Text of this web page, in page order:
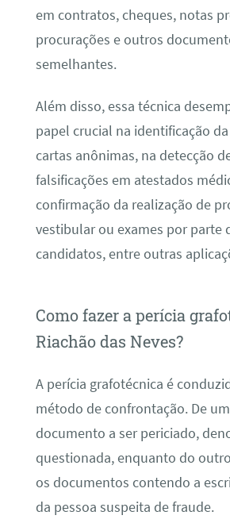
em contratos, cheques, notas
procurações e outros
semelhantes.
Além disso, essa técnica
papel crucial na identificação
cartas anônimas, na detecção
falsificações em atestados
confirmação da realização de
vestibular ou exames por parte
candidatos, entre outras
Como fazer a perícia
Riachão das Neves?
A perícia grafotécnica é
método de confrontação. De
documento a ser periciado,
questionada, enquanto do
os documentos contendo a
da pessoa suspeita de fraude.